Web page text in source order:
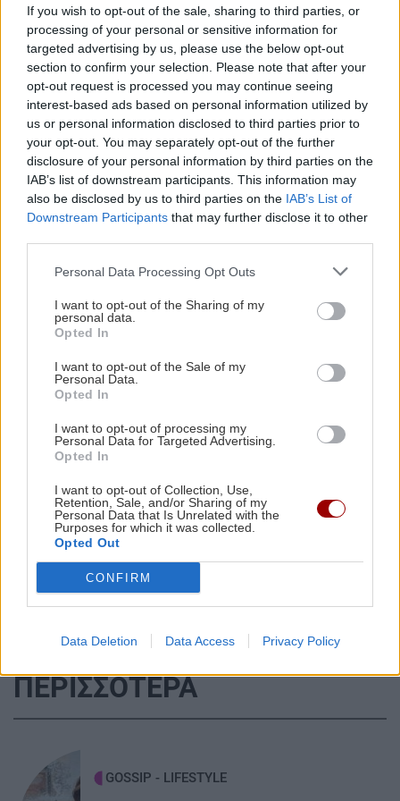
If you wish to opt-out of the sale, sharing to third parties, or
processing of your personal or sensitive information for
targeted advertising by us, please use the below opt-out
section to confirm your selection. Please note that after your
opt-out request is processed you may continue seeing
interest-based ads based on personal information utilized by
us or personal information disclosed to third parties prior to
your opt-out. You may separately opt-out of the further
disclosure of your personal information by third parties on the
IAB’s list of downstream participants. This information may
also be disclosed by us to third parties on the IAB’s List of
Downstream Participants that may further disclose it to other
Personal Data Processing Opt Outs
I want to opt-out of the Sharing of my
personal data.
Opted In
I want to opt-out of the Sale of my
Personal Data.
Opted In
I want to opt-out of processing my
Personal Data for Targeted Advertising.
Opted In
I want to opt-out of Collection, Use,
Retention, Sale, and/or Sharing of my
Personal Data that Is Unrelated with the
Purposes for which it was collected.
Opted Out
CONFIRM
Data Deletion Data Access Privacy Policy
ΕΦΚΑ Έσοδα Ασφαλιστικες Εισφορες Ανεργία
ΡΟΗ ΕΙΔΗΣΕΩΝ
14:00
GOSSIP - LIFESTYLE
Καλομοίρα: «Όταν κάνω δίαιτα, το πρώτο
Κρήτη: Συνελήφθη 32χρονος για πέντε κλοπές
από επιχειρήσεις – Βρέθηκαν κλοπιμαία
ΚΟΣΜΟΣ
των Χούθι χτύπησαν πετρελαϊκές
εγκαταστάσεις στην Τζιζάν
13:27
ΕΛΛΑΔΑ
Σκύλος ή Γάτα: Ποιο κατοικίδιο «συμφέρει»
περισσότερο την τσέπη σου το 2026;
Σε πύρινο συναγερμό η χώρα - Στο «κόκκινο» ο
ανέμων έως 110 χλμ./ώρα
Τραγωδία στα Μάλια: Ανασύρθηκε νεκρός από
τη θάλασσα
Όλες οι ειδήσεις
ΠΕΡΙΣΣΟΤΕΡΑ
GOSSIP - LIFESTYLE